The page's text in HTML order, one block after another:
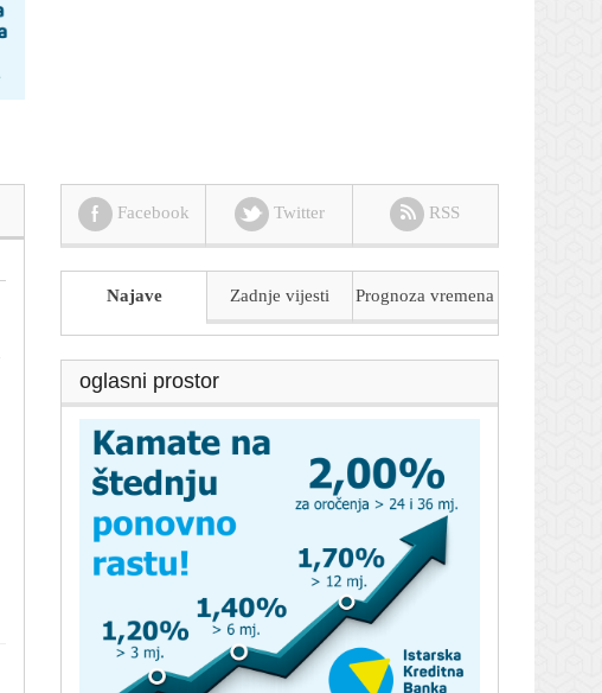
Facebook Twitter RSS
Najave Zadnje vijesti Prognoza vremena
oglasni prostor